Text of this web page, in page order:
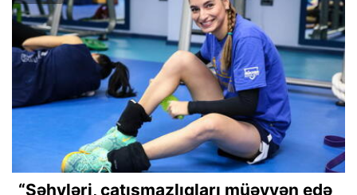
“Səhvləri, çatışmazlıqları müəyyən edə